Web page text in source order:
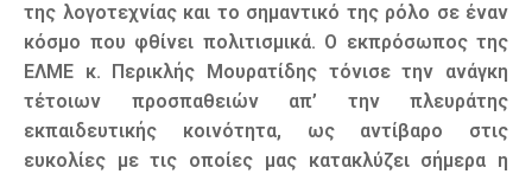
της λογοτεχνίας και το σημαντικό της ρόλο σε έναν
κόσμο που φθίνει πολιτισμικά. Ο εκπρόσωπος της
ΕΛΜΕ κ. Περικλής Μουρατίδης τόνισε την ανάγκη
τέτοιων προσπαθειών απ’ την πλευράτης
εκπαιδευτικής κοινότητα, ως αντίβαρο στις
ευκολίες με τις οποίες μας κατακλύζει σήμερα η